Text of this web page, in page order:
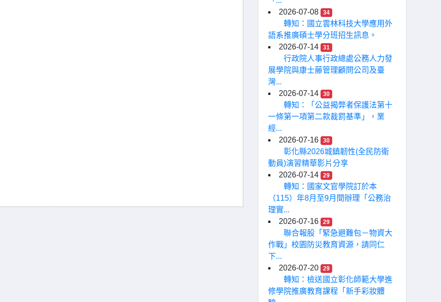
2026-07-08
34
轉知：國立雲林科技大學應用外
語系推廣碩士學分班招生訊息。
2026-07-14
31
行政院人事行政總處公務人力發
展學院與康士藤管理顧問公司及臺
灣...
2026-07-14
30
轉知：「公益揭弊者保護法第十
一條第一項第二款裁罰基準」，業
經...
2026-07-16
30
彰化縣2026城鎮韌性(全民防衛
動員)演習精華影片分享
2026-07-14
29
轉知：國家文官學院訂於本
（115）年8月至9月間辦理「公務治
理實...
2026-07-16
29
聯合報股「緊急避難包－物資大
作戰」校園防災教育資源，請同仁
下...
2026-07-20
29
轉知：檢送國立彰化師範大學進
修學院推廣教育課程「新手彩妝體